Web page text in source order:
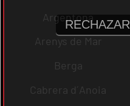
Argentona
Arenys de Mar
Berga
Cabrera d´Anoia
RECHAZAR